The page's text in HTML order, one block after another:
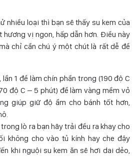
nhiều loại thì bạn sẽ thấy su kem của
hương vị ngon, hấp dẫn hơn. Điều này
chỉ cần chú ý một chút là rất dễ để
1 để làm chín phần trong (190 độ C
độ C – 5 phút) để làm vàng mềm vỏ
giúp giữ độ ẩm cho bánh tốt hơn,
lò ra bạn hãy trải đều ra khay cho
không cho vào tủ kính hay che đậy
khi nguội su kem ăn sẽ hơi dai dẻo,